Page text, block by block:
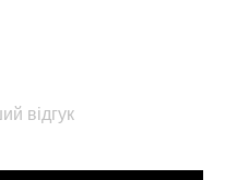
відгук